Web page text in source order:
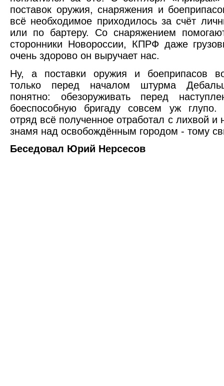
поставок оружия, снаряжения и
всё необходимое приходилось за счёт
или по бартеру. Со снаряжением
сторонники Новороссии, КПРФ даже
очень здорово он выручает нас.
Ну, а поставки оружия и боеприпасов
только перед началом штурма
понятно: обезоруживать перед
боеспособную бригаду совсем уж
отряд всё полученное отработал с лихвой и
знамя над освобождённым городом - тому
Беседовал Юрий Нерсесов